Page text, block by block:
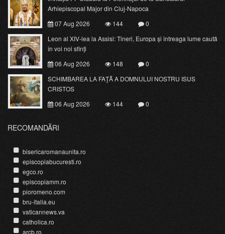
Arhiepiscopal Major din Cluj-Napoca
07 Aug 2026
144
0
Leon al XIV-lea la Assisi: Tineri, Europa și întreaga lume caută
în voi noi sfinți
06 Aug 2026
148
0
SCHIMBAREA LA FAŢĂ A DOMNULUI NOSTRU ISUS
CRISTOS
06 Aug 2026
144 0
RECOMANDĂRI
bisericaromanaunita.ro
episcopiabucuresti.ro
egco.ro
episcopiamm.ro
pioromeno.com
bru-italia.eu
vaticannews.va
catholica.ro
arcb.ro